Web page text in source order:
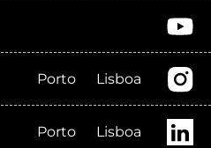
Porto Lisboa
Porto Lisboa